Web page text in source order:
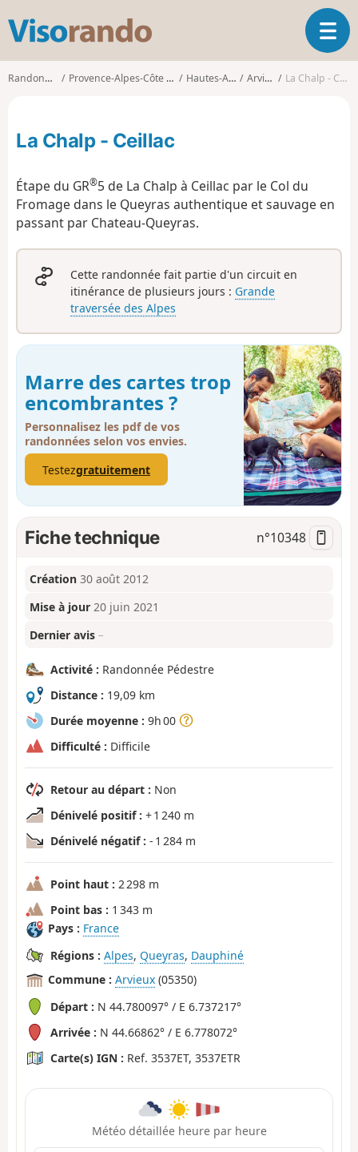
s
o
d
O
u
v
Randonnées Provence-Alpes-Côte d'Azur Hautes-Alpes Arvieux La Chalp - Ceillac
La Chalp - Ceillac
Étape du GR®5 de La Chalp à Ceillac par le Col du
Fromage dans le Queyras authentique et sauvage en
passant par Chateau-Queyras.
Cette randonnée fait partie d'un circuit en
itinérance de plusieurs jours : Grande
traversée des Alpes
Marre des cartes trop
encombrantes ?
Personnalisez les pdf de vos
randonnées selon vos envies.
Testezgratuitement
Fiche technique n°10348
Création 30 août 2012
Mise à jour 20 juin 2021
Dernier avis –
Activité : Randonnée Pédestre
Distance : 19,09 km
Durée moyenne : 9h 00
Difficulté : Difficile
Retour au départ : Non
Dénivelé positif : + 1 240 m
Dénivelé négatif : - 1 284 m
Point haut : 2 298 m
Point bas : 1 343 m
Pays : France
Régions : Alpes, Queyras, Dauphiné
Commune : Arvieux (05350)
Départ : N 44.780097° / E 6.737217°
Arrivée : N 44.66862° / E 6.778072°
Carte(s) IGN : Ref. 3537ET, 3537ETR
Météo détaillée heure par heure